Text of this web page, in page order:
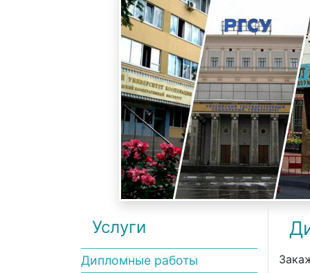
Услуги
Дипломные работы